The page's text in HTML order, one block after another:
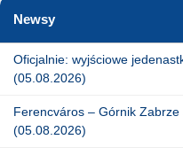
Newsy
Oficjalnie: wyjściowe
(05.08.2026)
Ferencváros – Górnik
(05.08.2026)